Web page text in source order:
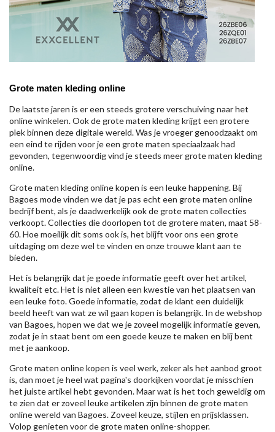
Grote maten kleding online
De laatste jaren is er een steeds grotere verschuiving naar het
online winkelen. Ook de grote maten kleding krijgt een grotere
plek binnen deze digitale wereld. Was je vroeger genoodzaakt om
een eind te rijden voor je een grote maten speciaalzaak had
gevonden, tegenwoordig vind je steeds meer grote maten kleding
online.
Grote maten kleding online kopen is een leuke happening. Bij
Bagoes mode vinden we dat je pas echt een grote maten online
bedrijf bent, als je daadwerkelijk ook de grote maten collecties
verkoopt. Collecties die doorlopen tot de grotere maten, maat 58-
60. Hoe moeilijk dit soms ook is, het blijft voor ons een grote
uitdaging om deze wel te vinden en onze trouwe klant aan te
bieden.
Het is belangrijk dat je goede informatie geeft over het artikel,
kwaliteit etc. Het is niet alleen een kwestie van het plaatsen van
een leuke foto. Goede informatie, zodat de klant een duidelijk
beeld heeft van wat ze wil gaan kopen is belangrijk. In de webshop
van Bagoes, hopen we dat we je zoveel mogelijk informatie geven,
zodat je in staat bent om een goede keuze te maken en blij bent
met je aankoop.
Grote maten online kopen is veel werk, zeker als het aanbod groot
is, dan moet je heel wat pagina's doorkijken voordat je misschien
het juiste artikel hebt gevonden. Maar wat is het toch geweldig om
te zien dat er zoveel leuke artikelen zijn binnen de grote maten
online wereld van Bagoes. Zoveel keuze, stijlen en prijsklassen.
Volop genieten voor de grote maten online-shopper.